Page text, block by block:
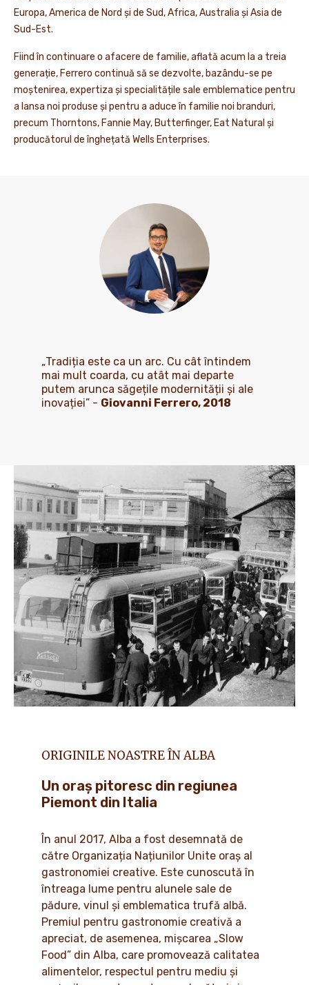
Europa, America de Nord și de Sud, Africa, Australia și Asia de
Sud-Est.
Fiind în continuare o afacere de familie, aflată acum la a treia
generație, Ferrero continuă să se dezvolte, bazându-se pe
moștenirea, expertiza și specialitățile sale emblematice pentru
a lansa noi produse și pentru a aduce în familie noi branduri,
precum Thorntons, Fannie May, Butterfinger, Eat Natural și
producătorul de înghețată Wells Enterprises.
„Tradiția este ca un arc. Cu cât întindem
mai mult coarda, cu atât mai departe
putem arunca săgețile modernității și ale
inovației” - Giovanni Ferrero, 2018
ORIGINILE NOASTRE ÎN ALBA
Un oraș pitoresc din regiunea
Piemont din Italia
În anul 2017, Alba a fost desemnată de
către Organizația Națiunilor Unite oraș al
gastronomiei creative. Este cunoscută în
întreaga lume pentru alunele sale de
pădure, vinul și emblematica trufă albă.
Premiul pentru gastronomie creativă a
apreciat, de asemenea, mișcarea „Slow
Food” din Alba, care promovează calitatea
alimentelor, respectul pentru mediu și